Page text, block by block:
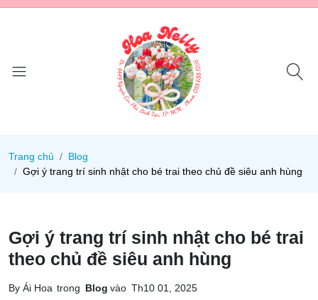
Trang chủ
Blog
Gợi ý trang trí sinh nhật cho bé trai theo chủ đề siêu anh hùng
Gợi ý trang trí sinh nhật cho bé trai
theo chủ đề siêu anh hùng
By Ái Hoa trong Blog vào Th10 01, 2025